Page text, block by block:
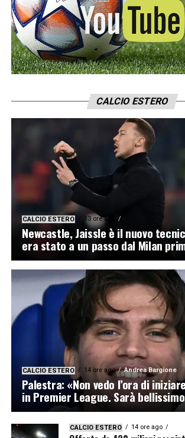
CALCIO ESTERO
CALCIO ESTERO 13 ore ago
Newcastle, Jaissle è il nuovo
era stato a un passo dal Milan
CALCIO ESTERO 14 ore ago Andrea Bargione
Palestra: «Non vedo l’ora di
in Premier League. Sarà
CALCIO ESTERO 14 ore ago